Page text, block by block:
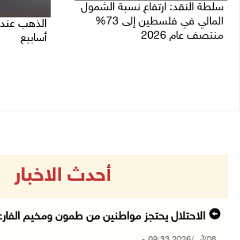
سلطة النقد: ارتفاع نسبة الشمول
المالي في فلسطين إلى 73%
منتصف عام 2026
أسابيع
أحدث الاخبار
الاحتلال يحتجز مواطنين من طمون ومخيم